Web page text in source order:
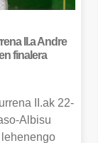
II.a Andre
finalera
II.ak 22-
Albisu